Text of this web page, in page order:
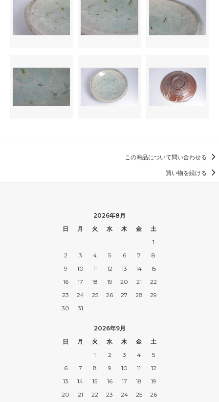
この商品について問い合わせる
買い物を続ける
2026年8月
日
月 火 水 木 金
土
1
2
3 4 5 6 7
8
9
10 11 12 13 14
15
16
17 18 19 20 21
22
23
24 25 26 27 28
29
30
31
2026年9月
日
月 火 水 木 金
土
1
2 3 4
5
6
7 8 9 10 11
12
13
14 15 16 17 18
19
20
21 22 23 24 25
26